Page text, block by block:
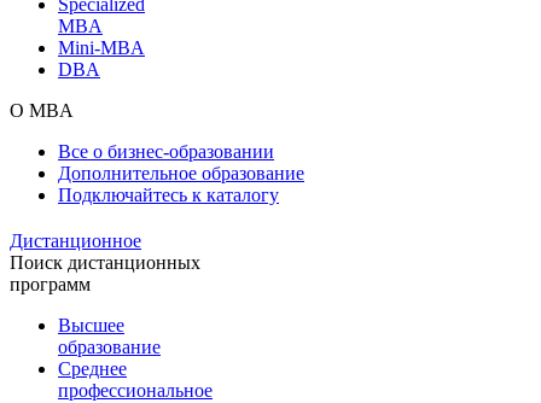
MBA
Mini-MBA
DBA
О MBA
Все о бизнес-образовании
Дополнительное образование
Подключайтесь к каталогу
Дистанционное
Поиск дистанционных
программ
Высшее
образование
Среднее
профессиональное